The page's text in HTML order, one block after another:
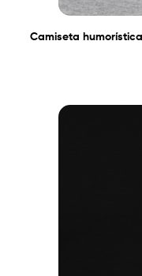
Camiseta